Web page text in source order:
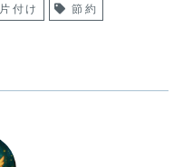
片付け 節約